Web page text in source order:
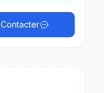
Contacter